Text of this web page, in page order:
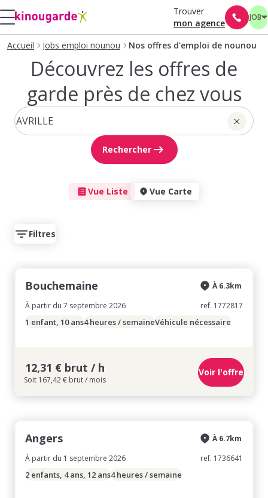
Trouver
mon agence
JOB
Accueil Jobs emploi nounou Nos offres d'emploi de nounou
Découvrez les offres de
garde près de chez vous
Rechercher
Vue Liste Vue Carte
Filtres
Bouchemaine
À partir du 7 septembre 2026
À 6.3km
ref. 1772817
1 enfant, 10 ans4 heures / semaineVéhicule nécessaire
12,31 € brut / h
Soit 167,42 € brut / mois
Voir l'offre
Angers
À partir du 1 septembre 2026
À 6.7km
ref. 1736641
2 enfants, 4 ans, 12 ans4 heures / semaine